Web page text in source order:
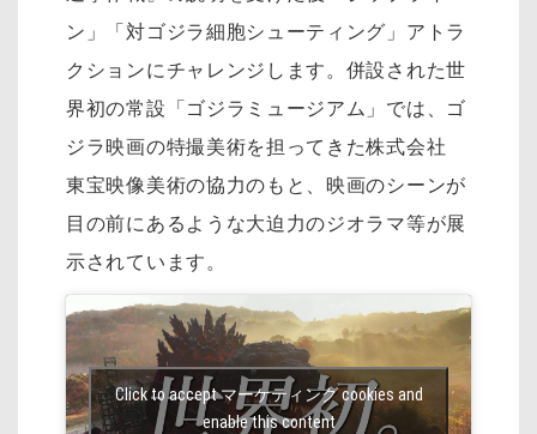
ン」「対ゴジラ細胞シューティング」アトラ
クションにチャレンジします。併設された世
界初の常設「ゴジラミュージアム」では、ゴ
ジラ映画の特撮美術を担ってきた株式会社
東宝映像美術の協力のもと、映画のシーンが
目の前にあるような大迫力のジオラマ等が展
示されています。
Click to accept マーケティング cookies and
enable this content